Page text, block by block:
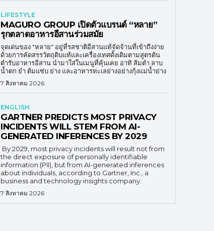
LIFESTYLE
MAGURO GROUP เปิดตัวแบรนด์ “หลาย”
รุกตลาดอาหารอีสานร่วมสมัย
จุดเด่นของ "หลาย" อยู่ที่รสชาติอีสานแท้จัดจ้านที่เข้าถึงง่าย
ด้วยการคัดสรรวัตถุดิบแท้และเครื่องเทศดั้งเดิมตามสูตรต้น
ตำรับอาหารอีสาน นำมาใส่ในเมนูที่คุ้นเคย อาทิ ส้มตำ ลาบ
น้ำตก ยำ ต้มแซ่บ ย่าง และอาหารทะเลย่างอย่างกุ้งแม่น้ำย่าง
7 สิงหาคม 2026
ENGLISH
GARTNER PREDICTS MOST PRIVACY
INCIDENTS WILL STEM FROM AI-
GENERATED INFERENCES BY 2029
By 2029, most privacy incidents will result not from
the direct exposure of personally identifiable
information (PII), but from AI-generated inferences
about individuals, according to Gartner, Inc., a
business and technology insights company.
7 สิงหาคม 2026